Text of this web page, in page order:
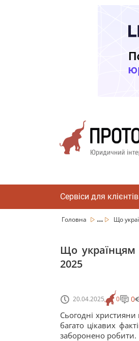
Сервіси для клієнтів
Головна ... Що
Що українцям
2025
20.04.2025 0 0
Сьогодні християни
багато цікавих
заборонено робити.